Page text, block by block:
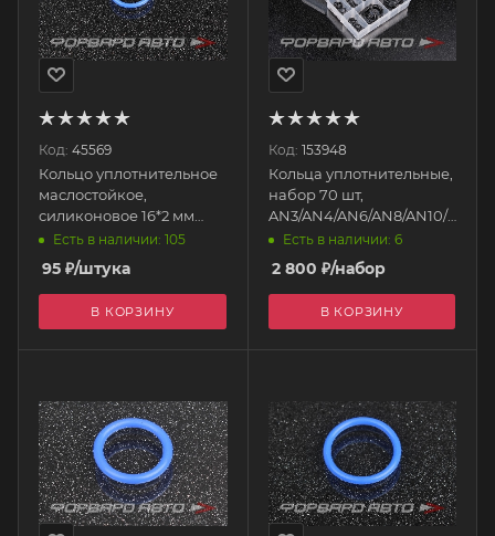
Код: 45569
Кольцо уплотнительное
маслостойкое,
силиконовое 16*2 мм
AUTOBAHN88
Есть в наличии: 105
95 ₽/штука
В КОРЗИНУ
Код: 153948
Кольца уплотнительные,
набор 70 шт,
AN3/AN4/AN6/AN8/AN10/AN12/
AB88
Есть в наличии: 6
2 800 ₽/набор
В КОРЗИНУ